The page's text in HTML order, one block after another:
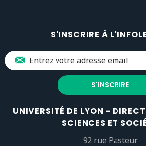
S'INSCRIRE À
UNIVERSITÉ DE LYON -
SCIENCES ET
92 rue Pasteur